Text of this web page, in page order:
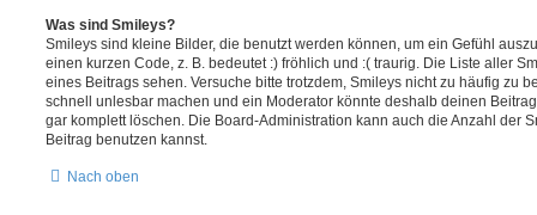
Was sind Smileys?
Smileys sind kleine Bilder, die benutzt werden können, um ein Gefühl
einen kurzen Code, z. B. bedeutet :) fröhlich und :( traurig. Die Liste aller
eines Beitrags sehen. Versuche bitte trotzdem, Smileys nicht zu häufig zu
schnell unlesbar machen und ein Moderator könnte deshalb deinen
gar komplett löschen. Die Board-Administration kann auch die Anzahl der
Beitrag benutzen kannst.
Nach oben